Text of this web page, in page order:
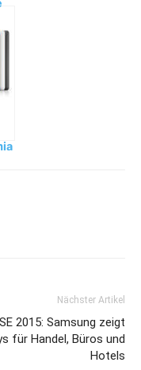
Nächster Artikel
2015: Samsung zeigt
für Handel, Büros und
Hotels